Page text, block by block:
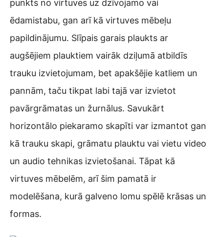
punkts no virtuves uz dzīvojamo vai
ēdamistabu, gan arī kā virtuves mēbeļu
papildinājumu. Slīpais garais plaukts ar
augšējiem plauktiem vairāk dziļumā atbildīs
trauku izvietojumam, bet apakšējie katliem un
pannām, taču tikpat labi tajā var izvietot
pavārgrāmatas un žurnālus. Savukārt
horizontālo piekaramo skapīti var izmantot gan
kā trauku skapi, grāmatu plauktu vai vietu video
un audio tehnikas izvietošanai. Tāpat kā
virtuves mēbelēm, arī šim pamatā ir
modelēšana, kurā galveno lomu spēlē krāsas un
formas.